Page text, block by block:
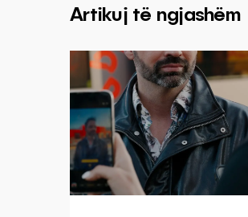
Artikuj të ngjashëm